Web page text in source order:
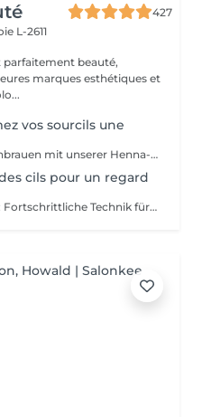
427
L-2611
parfaitement beauté,
vos sourcils une
Vervollkommnen Sie Ihre Augenbrauen mit unserer Henna-Färbung: Reiche und natürliche Farbe für perfekt definierte und langlebige Augenbrauen Entdecken Sie das Geheimnis für makellose Augenbrauen mit unserer Henna-Färbung. Reiche Farbe: Unsere Henna-Färbung bietet intensive, natürliche Farben, die Ihre Augenbrauen mit tiefen, eleganten Nuancen betonen. Perfekte Definition: Die Formel ist darauf ausgelegt, Ihre Augenbrauen präzise zu definieren und eine perfekt strukturierte und harmonische Form zu schaffen. Ausgezeichnete Haltbarkeit: Genießen Sie eine langanhaltende Farbe, die lebendig und widerstandsfähig bleibt, und bietet Ihnen einen makellosen Look über einen längeren Zeitraum. Die Färbung wird sorgfältig von unseren Kosmetikerinnen aufgetragen, darunter Meisterinnen Liseta, Fatima und Deborah, die für ein gleichmäßiges und natürliches Ergebnis sorgen. Gönnen Sie sich den Luxus perfekt definierter Augenbrauen und betonen Sie Ihren Blick wie nie zuvor.
cils pour un regard
Lashes Lift - Wimpernlamiation: Fortschrittliche Technik für einen Verführerischen Blick Entdecken Sie die revolutionäre Technik des Lashes Lift, auch bekannt als Wimpernlamination, für einen intensivierten und perfekt definierten Blick. Technik: Lashes Lift ist eine raffinierte Methode, die Ihre Wimpern glättet, kräuselt und fixiert, um einen natürlichen, voluminösen und verlängerten Effekt zu erzielen. Genießen Sie eine elegante Krümmung, die mehrere Wochen hält, ohne dass Mascara oder ein Wimpernformer erforderlich sind. Verführerischer Blick: Die Wimpernlamination öffnet und intensiviert Ihren Blick mit perfekter Definition. Ihre Wimpern werden angehoben und fixiert, wodurch der Eindruck von längeren und volleren Wimpern entsteht, die Ihre Augen spektakulär betonen. Ausgezeichnete Haltbarkeit: Diese Technik bietet langanhaltende Ergebnisse, bei denen die Wimpern gekräuselt und voluminös bleiben und gleichzeitig widerstandsfähig gegenüber Feuchtigkeit und anderen Umwelteinflüssen sind. Der Lashes Lift wird sorgfältig von unseren Expertinnen durchgeführt: Liseta Fatima Francesca, die ein gleichmäßiges und natürliches Ergebnis garantieren. Gönnen Sie sich den Luxus eines perfekt definierten Blicks und lassen Sie Ihre Wimpern sich ausdrücken wie nie zuvor.